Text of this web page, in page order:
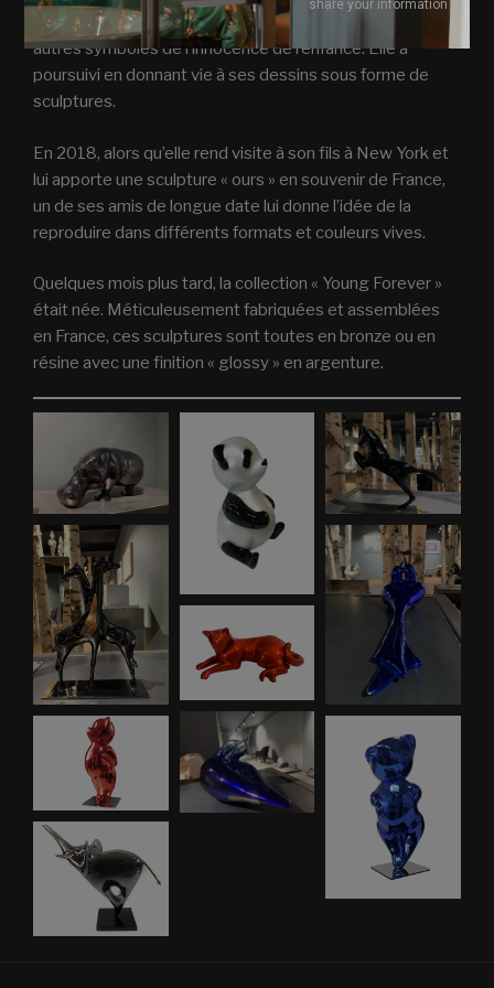
commencé très tôt à dessiner des ours en peluche et
autres symboles de l’innocence de l’enfance. Elle a
poursuivi en donnant vie à ses dessins sous forme de
sculptures.
En 2018, alors qu’elle rend visite à son fils à New York et
lui apporte une sculpture « ours » en souvenir de France,
un de ses amis de longue date lui donne l’idée de la
reproduire dans différents formats et couleurs vives.
Quelques mois plus tard, la collection « Young Forever »
était née. Méticuleusement fabriquées et assemblées
en France, ces sculptures sont toutes en bronze ou en
résine avec une finition « glossy » en argenture.
share your information